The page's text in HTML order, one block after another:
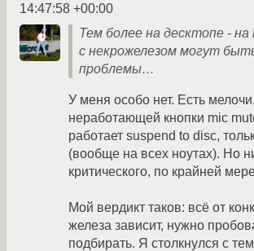
14:47:58 +00:00
Тем более на десктопе -
с некрожелезом могут
проблемы…
У меня особо нет. Есть
неработающей кнопки mic
работает suspend to disc,
(вообще на всех ноутах). Но
критического, по крайней
Мой вердикт таков: всё от
железа зависит, нужно
подбирать. Я столкнулся с